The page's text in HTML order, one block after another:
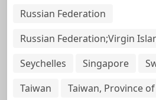
Russian Federation
Russian Federation;Virgin
Seychelles
Singapore
Taiwan
Taiwan, Province